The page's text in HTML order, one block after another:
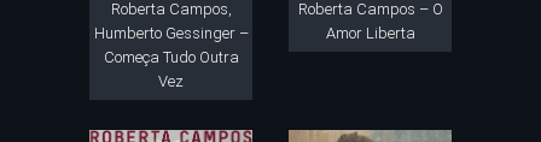
Roberta Campos,
Humberto Gessinger –
Começa Tudo Outra
Vez
Roberta Campos – O
Amor Liberta